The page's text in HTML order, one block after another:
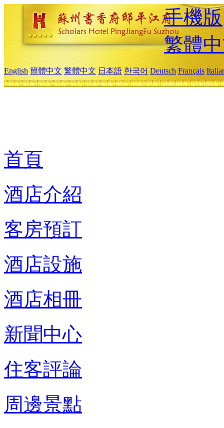
手機版
繁體
English 簡體中文 繁體中文 日本語 한국어 Deutsch Français
首頁
酒店介紹
客房預訂
酒店設施
酒店相冊
新聞中心
住客評論
周邊景點